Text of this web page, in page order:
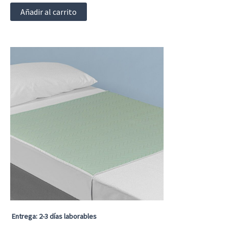
Añadir al carrito
Entrega: 2-3 días laborables